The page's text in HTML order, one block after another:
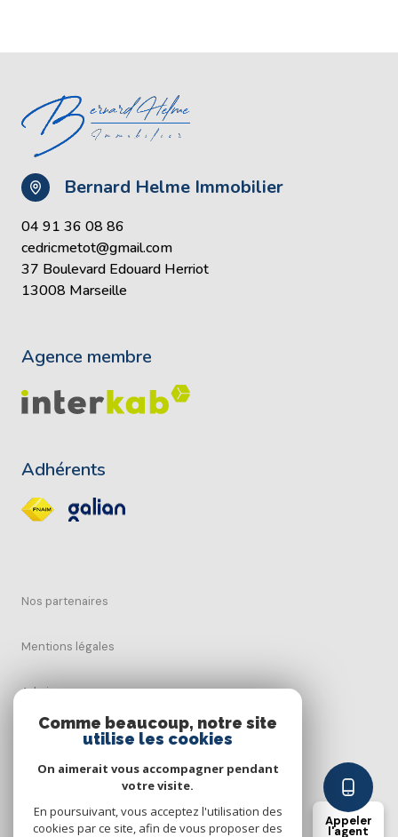
Appeler
l'agent
Bernard Helme Immobilier
04 91 36 08 86
cedricmetot@gmail.com
37 Boulevard Edouard Herriot
13008 Marseille
Agence membre
Adhérents
Nos partenaires
Mentions légales
Admin
Nos honoraires
Cookies
Comme beaucoup, notre site
utilise les cookies
On aimerait vous accompagner pendant
votre visite.
En poursuivant, vous acceptez l'utilisation des
cookies par ce site, afin de vous proposer des